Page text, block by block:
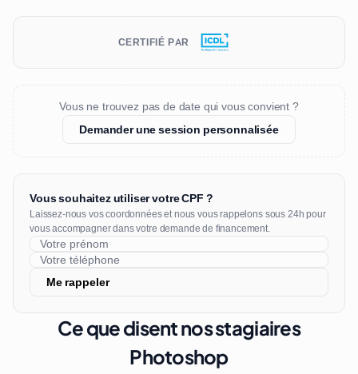
CERTIFIÉ PAR
Vous ne trouvez pas de date qui vous convient ?
Demander une session personnalisée
Vous souhaitez utiliser votre CPF ?
Laissez-nous vos coordonnées et nous vous rappelons sous 24h pour
vous accompagner dans votre demande de financement.
Me rappeler
Ce que disent nos stagiaires
Photoshop